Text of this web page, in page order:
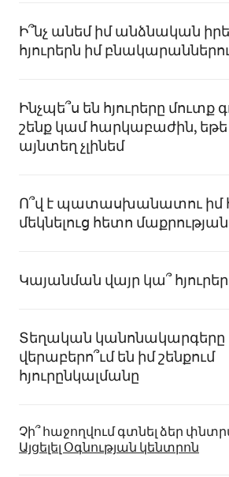
Ի՞նչ անեմ իմ անձնական
հյուրերն իմ
Ինչպե՞ս են հյուրերը մուտք
շենք կամ հարկաբաժին, եթե
այնտեղ չլինեմ
Ո՞վ է պատասխանատու իմ
մեկնելուց հետո
Կայանման վայր կա՞
Տեղական կանոնակարգերը
վերաբերո՞ւմ են իմ շենքում
հյուրընկալմանը
Չի՞ հաջողվում գտնել ձեր
Այցելել Օգնության կենտրոն